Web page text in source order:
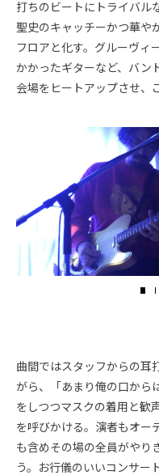
打ちのビートにトライバル
聖史のキャッチーかつ華や
フロアと化す。グルーヴィ
かかったギターなど、バン
会場をヒートアップさせ、
曲間ではスタッフからの耳
がら、「あまり俺の口から
をしつつマスクの着用と歓
を呼びかける。演者もオー
も含めその場の全員がやり
う。お行儀のいいコンサー